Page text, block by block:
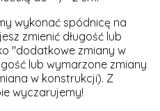
wykonać spódnicę na
zmienić długość lub
"dodatkowe zmiany w
lub wymarzone zmiany
w konstrukcji). Z
wyczarujemy!